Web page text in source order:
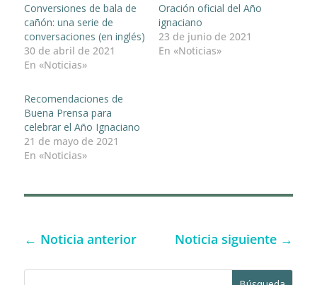
Conversiones de bala de
cañón: una serie de
conversaciones (en inglés)
30 de abril de 2021
En «Noticias»
Oración oficial del Año
ignaciano
23 de junio de 2021
En «Noticias»
Recomendaciones de
Buena Prensa para
celebrar el Año Ignaciano
21 de mayo de 2021
En «Noticias»
← Noticia anterior Noticia siguiente →